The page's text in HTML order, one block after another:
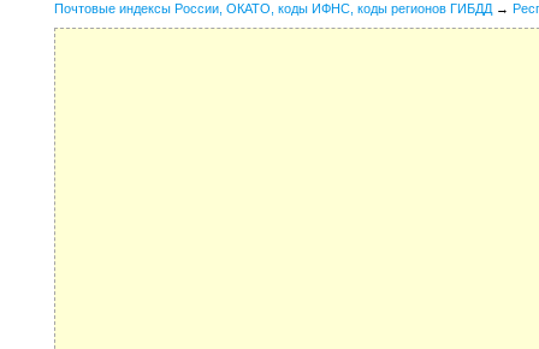
Почтовые индексы России, ОКАТО, коды ИФНС, коды регионов ГИБДД →